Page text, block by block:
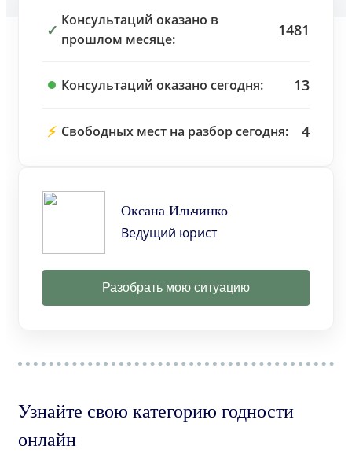
✓
Консультаций оказано в
прошлом месяце:
1481
Консультаций оказано сегодня: 13
⚡ Свободных мест на разбор сегодня: 4
Оксана Ильчинко
Ведущий юрист
Разобрать мою ситуацию
Узнайте свою категорию годности
онлайн